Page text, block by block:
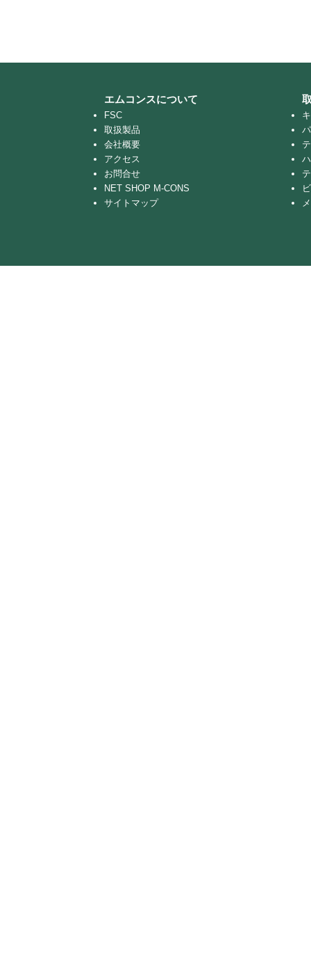
エムコンスについて
FSC
取扱製品
会社概要
アクセス
お問合せ
NET SHOP M-CONS
サイトマップ